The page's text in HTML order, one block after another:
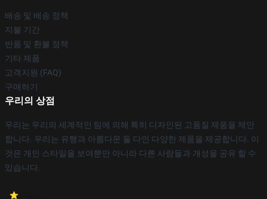
배송 및 배송 정책
지불 기간
반품 및 환불 정책
기타 제품
고객지원 (FAQ)
구매하기
우리의 상점
우리는 우리의 세계적인 팀에 의해 특히 디자인된 고품질 제품을 제안
합니다. 우리는 유행과 아름다운 둘 다인 다양한 제품을 제공합니다. 이
것은 개인 스타일을 보여뿐만 아니라 다른 사람들과 개성을 공유 할 수
있습니다.